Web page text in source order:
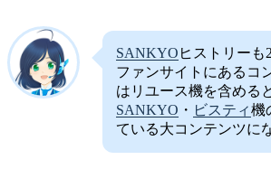
SANKYO ヒストリーも
ファンサイトにあるコ
はリユース機を含める
SANKYO ・ ビスティ機
ている大コンテンツに